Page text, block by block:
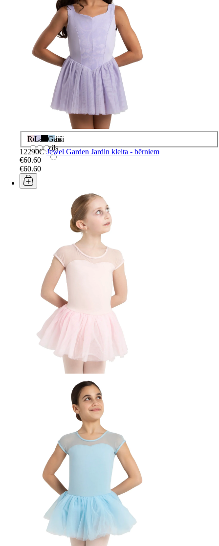
RozāLavanda
Melns
Gaiši
zils
12290C Jewel Garden Jardin kleita - bērniem
€60.60
€60.60